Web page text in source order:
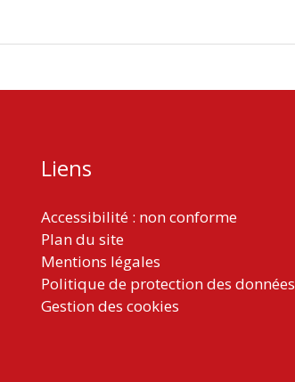
Liens
Accessibilité : non conforme
Plan du site
Mentions légales
Politique de protection des données
Gestion des cookies